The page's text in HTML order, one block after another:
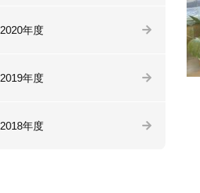
2020年度
2019年度
2018年度